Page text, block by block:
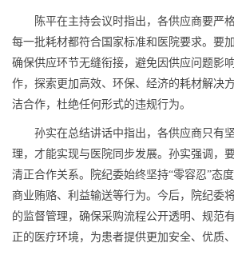
陈平在主持会议时指出，各供应商要严
每一批耗材都符合国家标准和医院要求。要
确保供应环节无缝衔接，避免因供应问题影
作，探索更加高效、环保、经济的耗材解决
洁合作，杜绝任何形式的违规行为。
孙实在总结讲话中指出，各供应商只有
理，才能实现与医院同步发展。孙实强调，
清正合作关系。院纪委始终坚持“零容忍”态
商业贿赂、利益输送等行为。今后，院纪委
的监督管理，确保采购流程公开透明、规范
正的医疗环境，为患者提供更加安全、优质